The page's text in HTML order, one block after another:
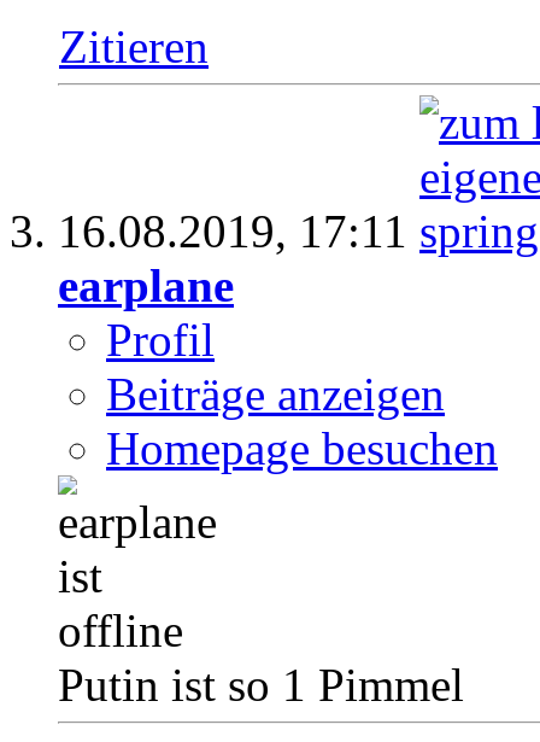
Zitieren
16.08.2019, 17:11
earplane
Profil
Beiträge anzeigen
Homepage besuchen
Putin ist so 1 Pimmel